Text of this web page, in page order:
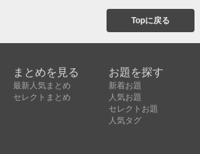
Topに戻る
まとめを見る
最新人気まとめ
セレクトまとめ
お題を探す
新着お題
人気お題
セレクトお題
人気タグ